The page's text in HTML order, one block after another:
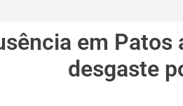
em Patos
desgaste